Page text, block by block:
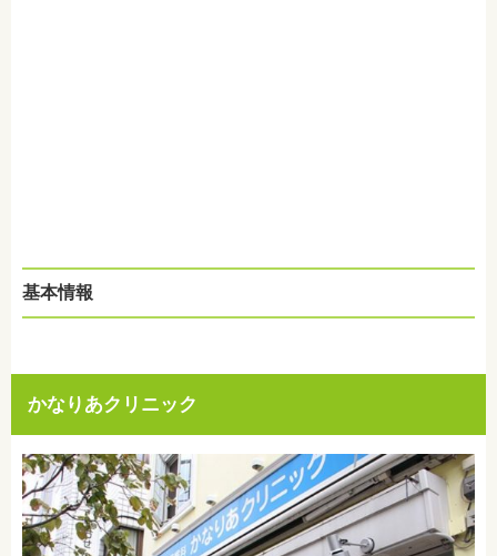
基本情報
かなりあクリニック